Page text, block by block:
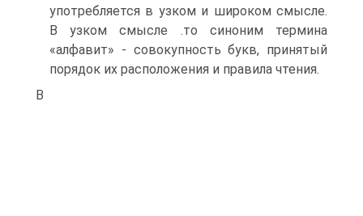
употребляется в узком и широком смысле.
В узком смысле .то синоним термина
«алфавит» - совокупность букв, принятый
порядок их расположения и правила чтения.
В